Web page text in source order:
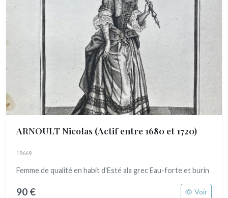
ARNOULT Nicolas (Actif entre 1680 et 1720)
18669
Femme de qualité en habit d'Esté ala grec Eau-forte et burin
90 € Voir